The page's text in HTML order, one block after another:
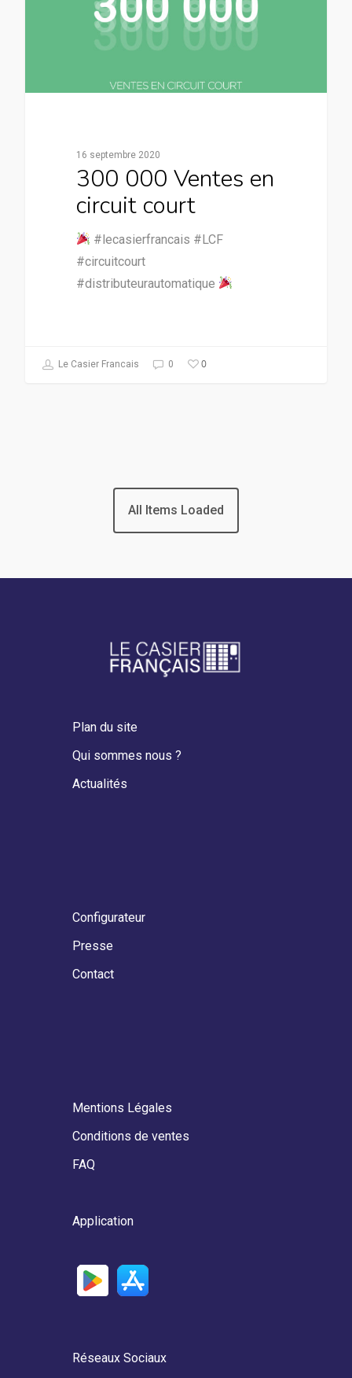
16 septembre 2020
300 000 Ventes en
circuit court
#lecasierfrancais #LCF
#circuitcourt
#distributeurautomatique
Le Casier Francais 0 0
Qui sommes nous ?